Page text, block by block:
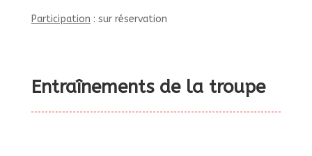
Participation : sur réservation
Entraînements de la troupe